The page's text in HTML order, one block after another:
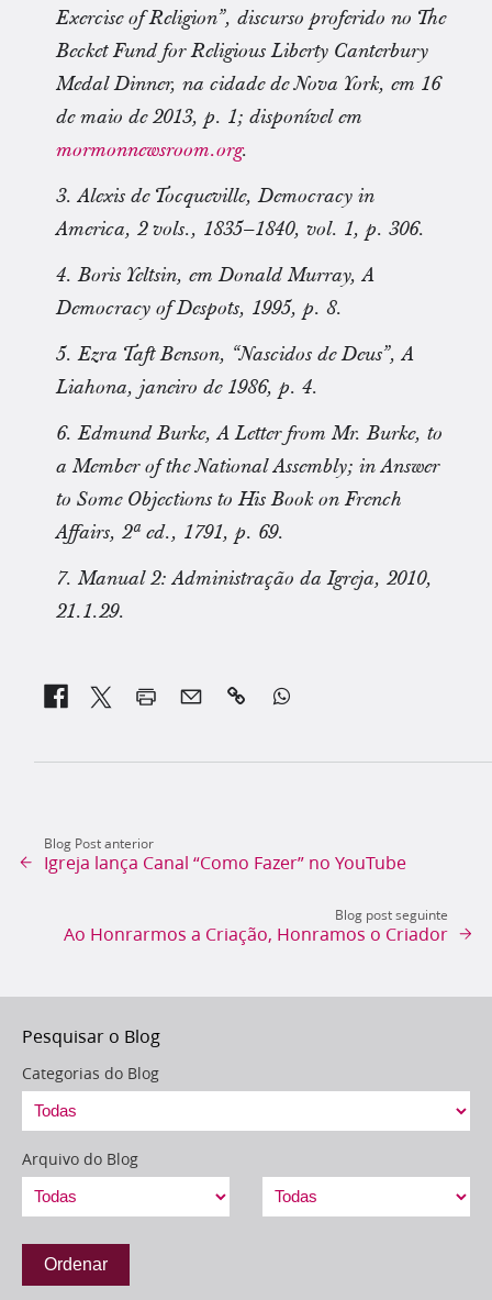
Exercise of Religion”, discurso proferido no The
Becket Fund for Religious Liberty Canterbury
Medal Dinner, na cidade de Nova York, em 16
de maio de 2013, p. 1; disponível em
mormonnewsroom.org.
3. Alexis de Tocqueville, Democracy in
America, 2 vols., 1835–1840, vol. 1, p. 306.
4. Boris Yeltsin, em Donald Murray, A
Democracy of Despots, 1995, p. 8.
5. Ezra Taft Benson, “Nascidos de Deus”, A
Liahona, janeiro de 1986, p. 4.
6. Edmund Burke, A Letter from Mr. Burke, to
a Member of the National Assembly; in Answer
to Some Objections to His Book on French
Affairs, 2ª ed., 1791, p. 69.
7. Manual 2: Administração da Igreja, 2010,
21.1.29.
 
Blog Post anterior
Igreja lança Canal “Como Fazer” no YouTube
Blog post seguinte
Ao Honrarmos a Criação, Honramos o Criador
Pesquisar o Blog
Categorias do Blog
Arquivo do Blog
Ordenar